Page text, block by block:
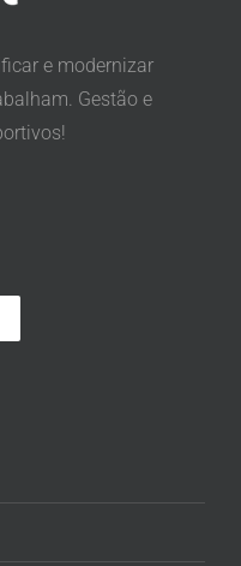
e modernizar
Gestão e